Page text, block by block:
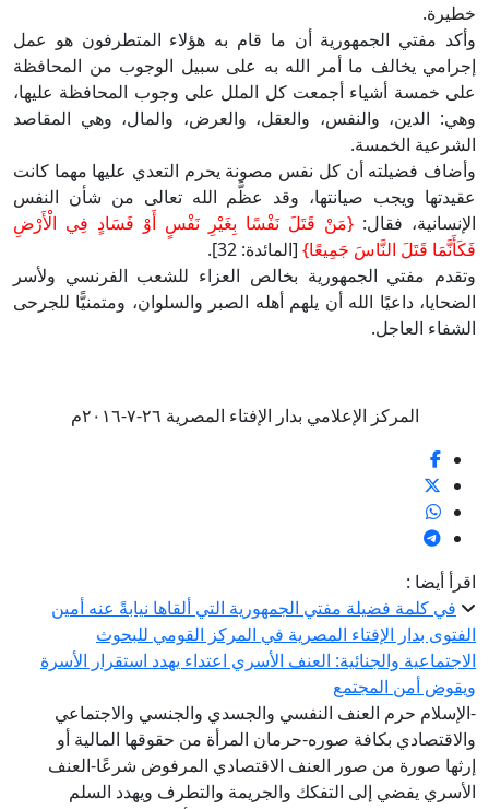
خطيرة.
وأكد مفتي الجمهورية أن ما قام به هؤلاء المتطرفون هو عمل
إجرامي يخالف ما أمر الله به على سبيل الوجوب من المحافظة
على خمسة أشياء أجمعت كل الملل على وجوب المحافظة عليها،
وهي: الدين، والنفس، والعقل، والعرض، والمال، وهي المقاصد
الشرعية الخمسة.
وأضاف فضيلته أن كل نفس مصونة يحرم التعدي عليها مهما كانت
عقيدتها ويجب صيانتها، وقد عظَّم الله تعالى من شأن النفس
الإنسانية، فقال: {مَنْ قَتَلَ نَفْسًا بِغَيْرِ نَفْسٍ أَوْ فَسَادٍ فِي الْأَرْضِ
فَكَأَنَّمَا قَتَلَ النَّاسَ جَمِيعًا} [المائدة: 32].
وتقدم مفتي الجمهورية بخالص العزاء للشعب الفرنسي ولأسر
الضحايا، داعيًا الله أن يلهم أهله الصبر والسلوان، ومتمنيًّا للجرحى
الشفاء العاجل.
المركز الإعلامي بدار الإفتاء المصرية ٢٦-٧-٢٠١٦م
اقرأ أيضا :
في كلمة فضيلة مفتي الجمهورية التي ألقاها نيابةً عنه أمين
الفتوى بدار الإفتاء المصرية في المركز القومي للبحوث
الاجتماعية والجنائية: العنف الأسري اعتداء يهدد استقرار الأسرة
ويقوض أمن المجتمع
-الإسلام حرم العنف النفسي والجسدي والجنسي والاجتماعي
والاقتصادي بكافة صوره-حرمان المرأة من حقوقها المالية أو
إرثها صورة من صور العنف الاقتصادي المرفوض شرعًا-العنف
الأسري يفضي إلى التفكك والجريمة والتطرف ويهدد السلم